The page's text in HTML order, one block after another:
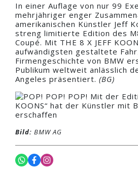
In einer Auflage von nur 99
mehrjähriger enger
amerikanischen Künstler Jeff
streng limitierte Edition des
Coupé. Mit THE 8 X JEFF
aufwändigsten gestaltete
Firmengeschichte von BMW
Publikum weltweit anlässlich
Angeles präsentiert. (BG)
Bild: BMW AG